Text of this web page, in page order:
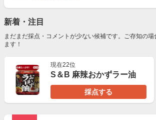
新着・注目
まだまだ採点・コメントが少ない候補です。ご存知の
ます！
現在22位
S＆B 麻辣おかずラー油
採点する